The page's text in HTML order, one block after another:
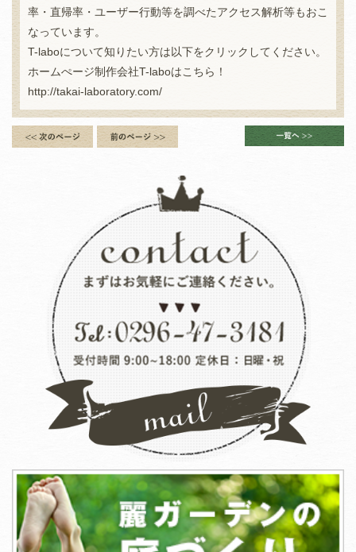
率・直帰率・ユーザー行動等を調べたアクセス解析等もおこ
なっています。
T-laboについて知りたい方は以下をクリックしてください。
ホームぺージ制作会社T-laboはこちら！
http://takai-laboratory.com/